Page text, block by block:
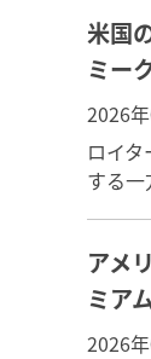
米国
ミー
2026
ロイ
する
アメ
ミア
2026